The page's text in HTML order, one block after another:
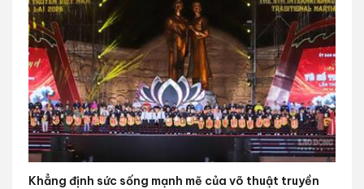
Khẳng định sức sống mạnh mẽ của võ thuật truyền